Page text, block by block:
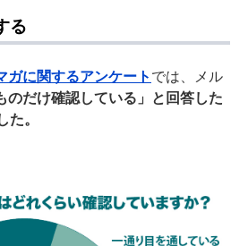
る
ガに関するアンケート では、メル
のだけ確認している」と回答した
た。